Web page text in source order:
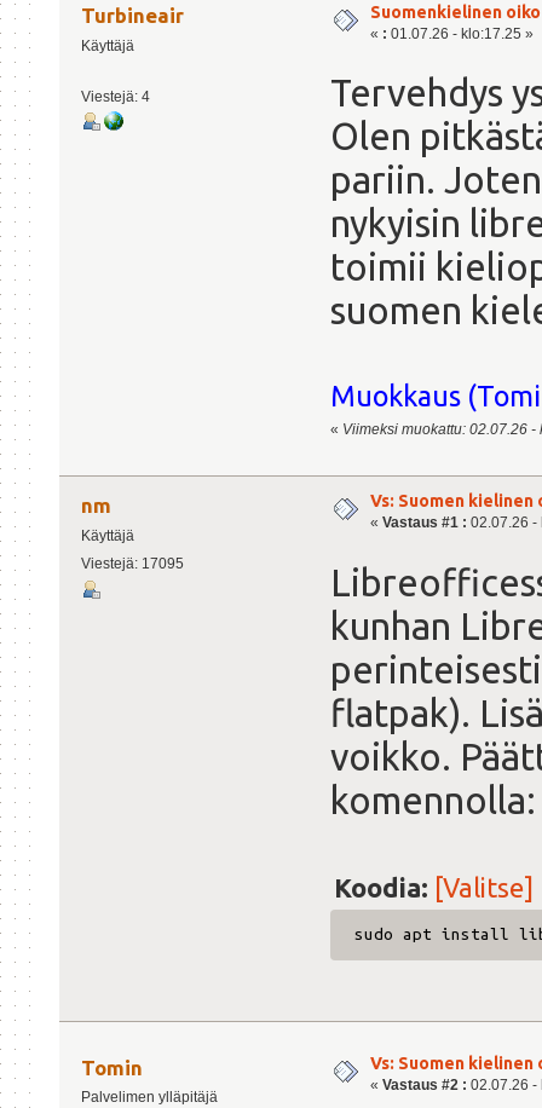
Turbineair
Käyttäjä
Viestejä: 4
Suomenkielinen
« : 01.07.26 - klo:17.25 »
Tervehdys
Olen
pariin.
nykyisin
toimii
suomen
Muokkaus
« Viimeksi muokattu: 02.07.26
nm
Käyttäjä
Viestejä: 17095
Vs: Suomen kielinen
« Vastaus #1 : 02.07.26 -
kunhan
flatpak).
voikko.
komennolla:
Koodia: [Valitse]
sudo apt install
Tomin
Palvelimen ylläpitäjä
Vs: Suomen kielinen
« Vastaus #2 : 02.07.26 -